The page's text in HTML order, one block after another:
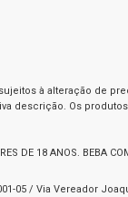
à alteração de
descrição. Os
DE 18 ANOS. BEBA
05 / Via Vereador